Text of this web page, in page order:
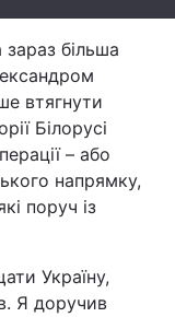
більша
втягнути
Білорусі
– або
напрямку,
поруч із
Україну,
Я доручив